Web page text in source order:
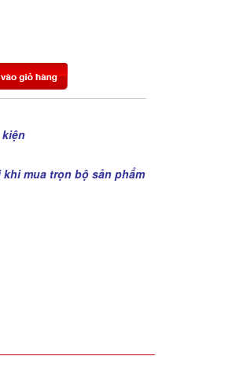
kiện
mua trọn bộ sản phẩm